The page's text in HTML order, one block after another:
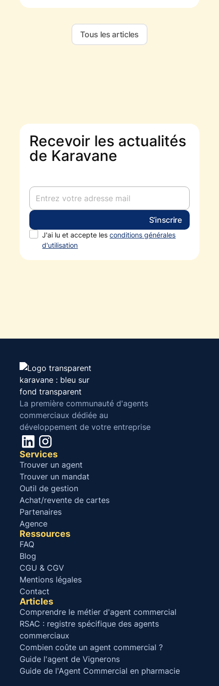
Tous les articles
Recevoir les actualités
de Karavane
J'ai lu et accepte lesconditions générales
d'utilisation
La première communauté d'agents
commerciaux dédiée au
développement de votre entreprise
Services
Trouver un agent
Trouver un mandat
Outil de gestion
Achat/revente de cartes
Partenaires
Agence
Ressources
FAQ
Blog
CGU & CGV
Mentions légales
Contact
Articles
Comprendre le métier d'agent commercial
RSAC : registre spécifique des agents
commerciaux
Combien coûte un agent commercial ?
Guide l'agent de Vignerons
Guide de l'Agent Commercial en pharmacie